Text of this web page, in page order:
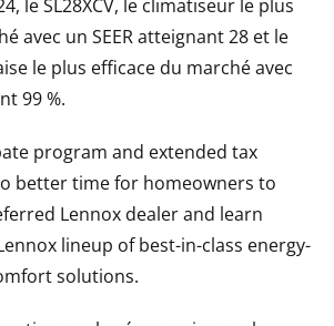
le SL28XCV, le climatiseur le plus
avec un SEER atteignant 28 et le
le plus efficace du marché avec
99 %.
program and extended tax
better time for homeowners to
Lennox dealer and learn
lineup of best-in-class energy-
solutions.